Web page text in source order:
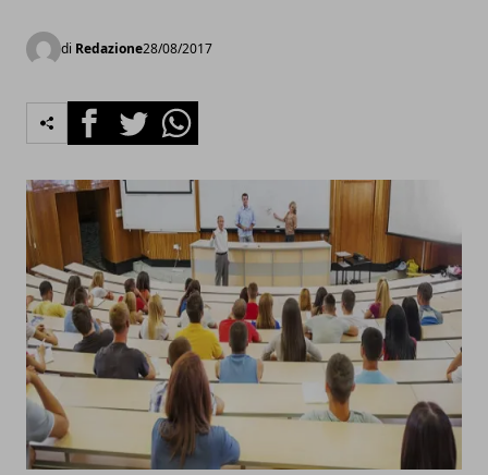
di Redazione28/08/2017
FacebookTwitterWhatsapp